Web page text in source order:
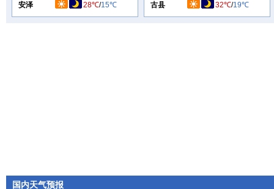
安泽 28℃/15℃ 古县 32℃/19℃
国内天气预报